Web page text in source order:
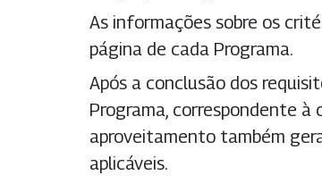
As informações sobre os
página de cada Programa.
Após a conclusão dos
Programa, correspondente à
aproveitamento também
aplicáveis.